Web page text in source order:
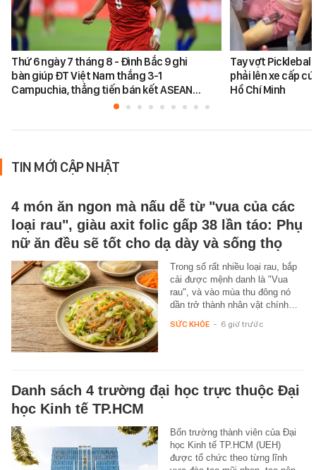
Thứ 6 ngày 7 tháng 8 - Đình Bắc 9 ghi
bàn giúp ĐT Việt Nam thắng 3-1
Campuchia, thẳng tiến bán kết ASEAN…
Tay vợt
phải lên xe cấp
Hồ Chí Minh
TIN MỚI CẬP NHẬT
4 món ăn ngon mà nấu dễ từ "vua của các
loại rau", giàu axit folic gấp 38 lần táo: Phụ
nữ ăn đều sẽ tốt cho dạ dày và sống thọ
Trong số rất nhiều loại rau, bắp
cải được mệnh danh là "Vua
rau", và vào mùa thu đông nó
dần trở thành nhân vật chính…
SỨC KHỎE - 6 giờ trước
Danh sách 4 trường đại học trực thuộc Đại
học Kinh tế TP.HCM
Bốn trường thành viên của Đại
học Kinh tế TP.HCM (UEH)
được tổ chức theo từng lĩnh